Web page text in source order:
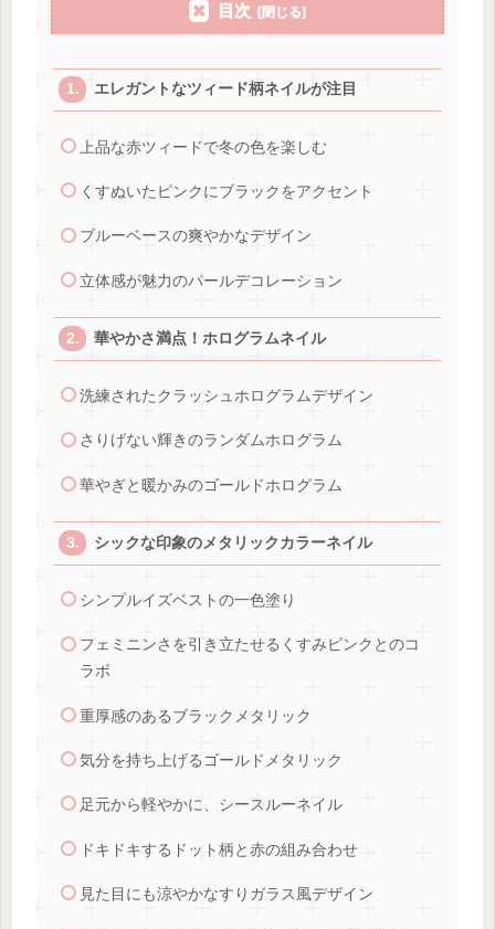
目次
エレガントなツィード柄ネイルが注目
上品な赤ツィードで冬の色を楽しむ
くすぬいたピンクにブラックをアクセント
ブルーベースの爽やかなデザイン
立体感が魅力のパールデコレーション
華やかさ満点！ホログラムネイル
洗練されたクラッシュホログラムデザイン
さりげない輝きのランダムホログラム
華やぎと暖かみのゴールドホログラム
シックな印象のメタリックカラーネイル
シンプルイズベストの一色塗り
フェミニンさを引き立たせるくすみピンクとのコ
ラボ
重厚感のあるブラックメタリック
気分を持ち上げるゴールドメタリック
足元から軽やかに、シースルーネイル
ドキドキするドット柄と赤の組み合わせ
見た目にも涼やかなすりガラス風デザイン